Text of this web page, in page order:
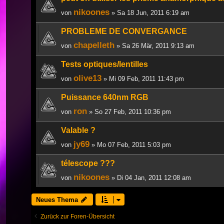
von nikoones » Sa 18 Jun, 2011 6:19 am
PROBLEME DE CONVERGANCE
von chapelleth » Sa 26 Mär, 2011 9:13 am
Tests optiques/lentilles
von olive13 » Mi 09 Feb, 2011 11:43 pm
Puissance 640nm RGB
von ron » So 27 Feb, 2011 10:36 pm
Valable ?
von jy69 » Mo 07 Feb, 2011 5:03 pm
télescope ???
von nikoones » Di 04 Jan, 2011 12:08 am
Neues Thema
Zurück zur Foren-Übersicht